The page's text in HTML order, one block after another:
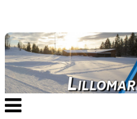
Veksle
navigasjon